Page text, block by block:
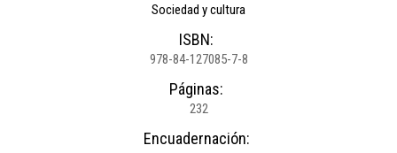
Sociedad y cultura
ISBN:
978-84-127085-7-8
Páginas:
232
Encuadernación: